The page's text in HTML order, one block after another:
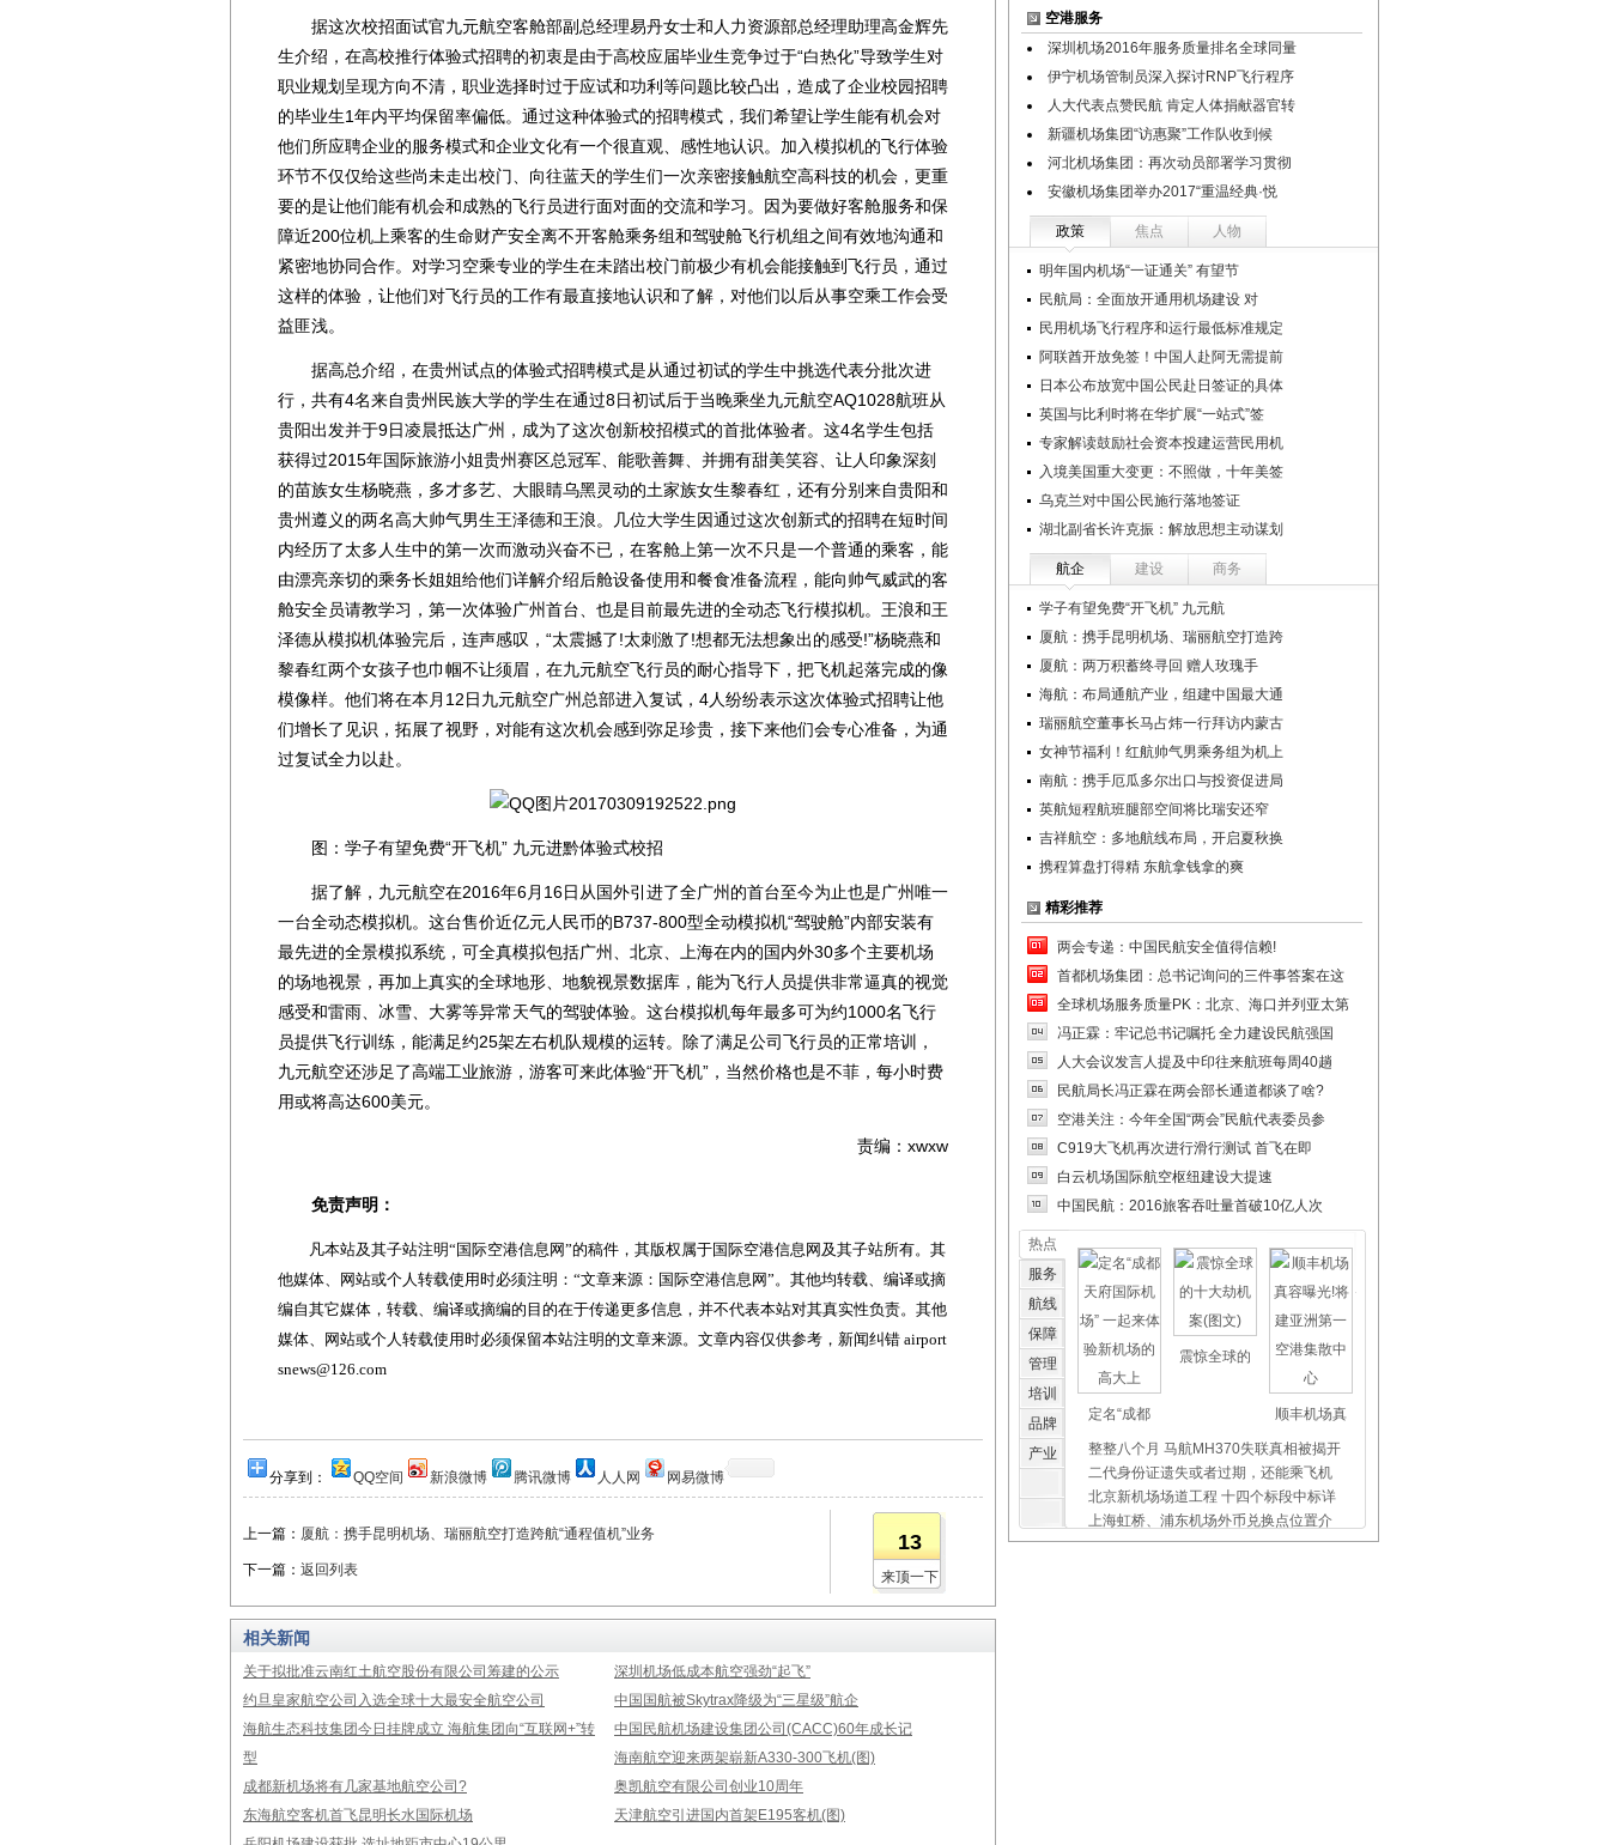
据这次校招面试官九元航空客舱部副总经理易丹女士和人力资源部总经理助理高金辉先
生介绍，在高校推行体验式招聘的初衷是由于高校应届毕业生竞争过于“白热化”导致学生对
职业规划呈现方向不清，职业选择时过于应试和功利等问题比较凸出，造成了企业校园招聘
的毕业生1年内平均保留率偏低。通过这种体验式的招聘模式，我们希望让学生能有机会对
他们所应聘企业的服务模式和企业文化有一个很直观、感性地认识。加入模拟机的飞行体验
环节不仅仅给这些尚未走出校门、向往蓝天的学生们一次亲密接触航空高科技的机会，更重
要的是让他们能有机会和成熟的飞行员进行面对面的交流和学习。因为要做好客舱服务和保
障近200位机上乘客的生命财产安全离不开客舱乘务组和驾驶舱飞行机组之间有效地沟通和
紧密地协同合作。对学习空乘专业的学生在未踏出校门前极少有机会能接触到飞行员，通过
这样的体验，让他们对飞行员的工作有最直接地认识和了解，对他们以后从事空乘工作会受
益匪浅。
据高总介绍，在贵州试点的体验式招聘模式是从通过初试的学生中挑选代表分批次进
行，共有4名来自贵州民族大学的学生在通过8日初试后于当晚乘坐九元航空AQ1028航班从
贵阳出发并于9日凌晨抵达广州，成为了这次创新校招模式的首批体验者。这4名学生包括
获得过2015年国际旅游小姐贵州赛区总冠军、能歌善舞、并拥有甜美笑容、让人印象深刻
的苗族女生杨晓燕，多才多艺、大眼睛乌黑灵动的土家族女生黎春红，还有分别来自贵阳和
贵州遵义的两名高大帅气男生王泽德和王浪。几位大学生因通过这次创新式的招聘在短时间
内经历了太多人生中的第一次而激动兴奋不已，在客舱上第一次不只是一个普通的乘客，能
由漂亮亲切的乘务长姐姐给他们详解介绍后舱设备使用和餐食准备流程，能向帅气威武的客
舱安全员请教学习，第一次体验广州首台、也是目前最先进的全动态飞行模拟机。王浪和王
泽德从模拟机体验完后，连声感叹，“太震撼了!太刺激了!想都无法想象出的感受!”杨晓燕和
黎春红两个女孩子也巾帼不让须眉，在九元航空飞行员的耐心指导下，把飞机起落完成的像
模像样。他们将在本月12日九元航空广州总部进入复试，4人纷纷表示这次体验式招聘让他
们增长了见识，拓展了视野，对能有这次机会感到弥足珍贵，接下来他们会专心准备，为通
过复试全力以赴。
图：学子有望免费“开飞机” 九元进黔体验式校招
据了解，九元航空在2016年6月16日从国外引进了全广州的首台至今为止也是广州唯一
一台全动态模拟机。这台售价近亿元人民币的B737-800型全动模拟机“驾驶舱”内部安装有
最先进的全景模拟系统，可全真模拟包括广州、北京、上海在内的国内外30多个主要机场
的场地视景，再加上真实的全球地形、地貌视景数据库，能为飞行人员提供非常逼真的视觉
感受和雷雨、冰雪、大雾等异常天气的驾驶体验。这台模拟机每年最多可为约1000名飞行
员提供飞行训练，能满足约25架左右机队规模的运转。除了满足公司飞行员的正常培训，
九元航空还涉足了高端工业旅游，游客可来此体验“开飞机”，当然价格也是不菲，每小时费
用或将高达600美元。
责编：xwxw
免责声明：
凡本站及其子站注明“国际空港信息网”的稿件，其版权属于国际空港信息网及其子站所有。其
他媒体、网站或个人转载使用时必须注明：“文章来源：国际空港信息网”。其他均转载、编译或摘
编自其它媒体，转载、编译或摘编的目的在于传递更多信息，并不代表本站对其真实性负责。其他
媒体、网站或个人转载使用时必须保留本站注明的文章来源。文章内容仅供参考，新闻纠错 airport
snews@126.com
分享到： QQ空间 新浪微博 腾讯微博 人人网 网易微博
上一篇： 厦航：携手昆明机场、瑞丽航空打造跨航“通程值机”业务
下一篇： 返回列表
13
来顶一下
相关新闻
关于拟批准云南红土航空股份有限公司筹建的公示
深圳机场低成本航空强劲“起飞”
约旦皇家航空公司入选全球十大最安全航空公司
中国国航被Skytrax降级为“三星级”航企
海航生态科技集团今日挂牌成立 海航集团向“互联网+”转
型
中国民航机场建设集团公司(CACC)60年成长记
海南航空迎来两架崭新A330-300飞机(图)
成都新机场将有几家基地航空公司?
奥凯航空有限公司创业10周年
东海航空客机首飞昆明长水国际机场
天津航空引进国内首架E195客机(图)
空港服务
深圳机场2016年服务质量排名全球同量
伊宁机场管制员深入探讨RNP飞行程序
人大代表点赞民航 肯定人体捐献器官转
新疆机场集团“访惠聚”工作队收到候
河北机场集团：再次动员部署学习贯彻
安徽机场集团举办2017“重温经典·悦
政策 焦点 人物
明年国内机场“一证通关” 有望节
民航局：全面放开通用机场建设 对
民用机场飞行程序和运行最低标准规定
阿联酋开放免签！中国人赴阿无需提前
日本公布放宽中国公民赴日签证的具体
英国与比利时将在华扩展“一站式”签
专家解读鼓励社会资本投建运营民用机
入境美国重大变更：不照做，十年美签
乌克兰对中国公民施行落地签证
湖北副省长许克振：解放思想主动谋划
航企 建设 商务
学子有望免费“开飞机” 九元航
厦航：携手昆明机场、瑞丽航空打造跨
厦航：两万积蓄终寻回 赠人玫瑰手
海航：布局通航产业，组建中国最大通
瑞丽航空董事长马占炜一行拜访内蒙古
女神节福利！红航帅气男乘务组为机上
南航：携手厄瓜多尔出口与投资促进局
英航短程航班腿部空间将比瑞安还窄
吉祥航空：多地航线布局，开启夏秋换
携程算盘打得精 东航拿钱拿的爽
精彩推荐
两会专递：中国民航安全值得信赖!
首都机场集团：总书记询问的三件事答案在这
全球机场服务质量PK：北京、海口并列亚太第
冯正霖：牢记总书记嘱托 全力建设民航强国
人大会议发言人提及中印往来航班每周40趟
民航局长冯正霖在两会部长通道都谈了啥?
空港关注：今年全国“两会”民航代表委员参
C919大飞机再次进行滑行测试 首飞在即
白云机场国际航空枢纽建设大提速
中国民航：2016旅客吞吐量首破10亿人次
热点
服务
航线
保障
管理
培训
品牌
产业
定名“成都
震惊全球的
顺丰机场真
整整八个月 马航MH370失联真相被揭开
二代身份证遗失或者过期，还能乘飞机
北京新机场场道工程 十四个标段中标详
上海虹桥、浦东机场外币兑换点位置介
杭州长运汽车站发往萧山机场巴士时刻